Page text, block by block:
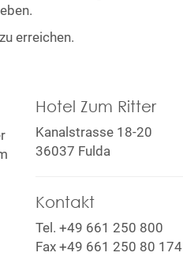
erreichen.
Hotel Zum Ritter
Kanalstrasse 18-20
36037 Fulda
Kontakt
Tel. +49 661 250 800
Fax +49 661 250 80 174